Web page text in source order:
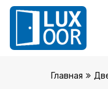
Главная